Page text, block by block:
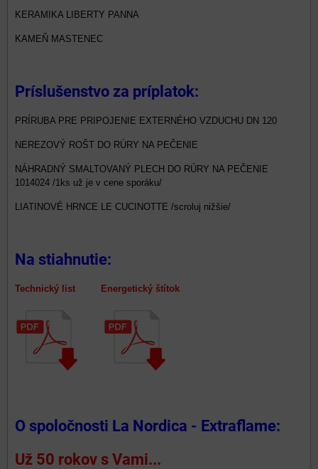
KERAMIKA LIBERTY PANNA
KAMEŇ MASTENEC
Príslušenstvo za príplatok:
PRÍRUBA PRE PRIPOJENIE EXTERNÉHO VZDUCHU DN 120
NEREZOVÝ ROŠT DO RÚRY NA PEČENIE
NÁHRADNÝ SMALTOVANÝ PLECH DO RÚRY NA PEČENIE
1014024 /1ks už je v cene sporáku/
LIATINOVÉ HRNCE LE CUCINOTTE /scroluj nižšie/
Na stiahnutie:
Technický list Energetický štítok
O spoločnosti La Nordica - Extraflame:
Už 50 rokov s Vami...